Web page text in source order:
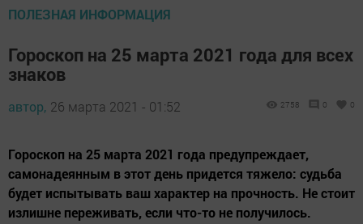
ПОЛЕЗНАЯ ИНФОРМАЦИЯ
Гороскоп на 25 марта 2021 года для всех
знаков
автор, 26 марта 2021 - 01:52 2758 0 0
Гороскоп на 25 марта 2021 года предупреждает,
самонадеянным в этот день придется тяжело: судьба
будет испытывать ваш характер на прочность. Не стоит
излишне переживать, если что-то не получилось.